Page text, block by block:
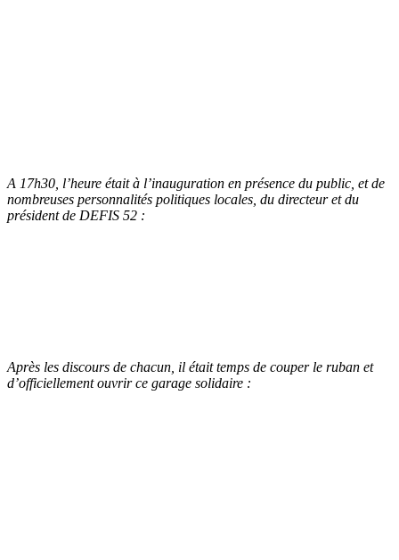
A 17h30, l’heure était à l’inauguration en présence du public, et de
nombreuses personnalités politiques locales, du directeur et du
président de DEFIS 52 :
Après les discours de chacun, il était temps de couper le ruban et
d’officiellement ouvrir ce garage solidaire :